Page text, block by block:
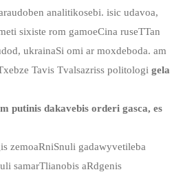
analitikosebi. isic udavoa,
sixiste rom gamoeCina ruseTTan
ukrainaSi omi ar moxdeboda. am
Tavis Tvalsazriss politologi gela
putinis dakavebis orderi gasca, es
zemoaRniSnuli gadawyvetileba
samarTlianobis aRdgenis